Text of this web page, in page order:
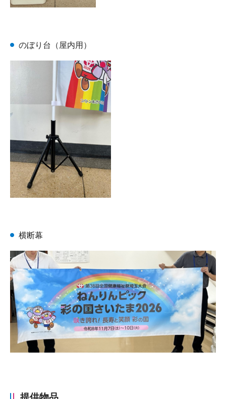
のぼり台（屋内用）
横断幕